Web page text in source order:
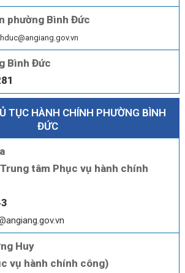
phường Bình Đức
Bình Đức
TỤC HÀNH CHÍNH PHƯỜNG BÌNH
ĐỨC
tâm Phục vụ hành chính
Huy
vụ hành chính công)